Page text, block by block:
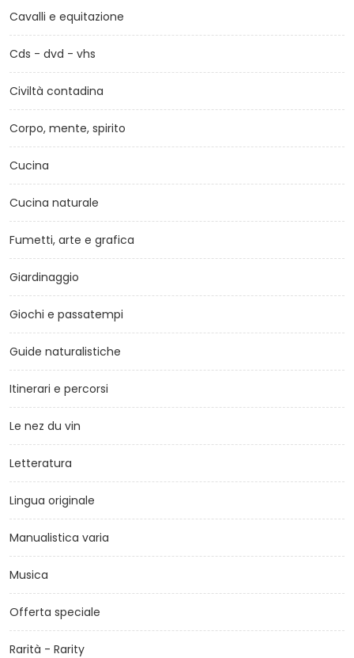
Cavalli e equitazione
Cds - dvd - vhs
Civiltà contadina
Corpo, mente, spirito
Cucina
Cucina naturale
Fumetti, arte e grafica
Giardinaggio
Giochi e passatempi
Guide naturalistiche
Itinerari e percorsi
Le nez du vin
Letteratura
Lingua originale
Manualistica varia
Musica
Offerta speciale
Rarità - Rarity